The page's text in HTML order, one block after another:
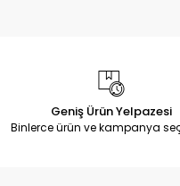
Geniş Ürün Yelpazesi
Binlerce ürün ve kampanya